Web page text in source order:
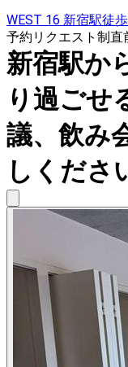
WEST 16 新宿駅徒
予約リクエスト制直
新宿駅か
り過ごせ
議、飲み
しくださ